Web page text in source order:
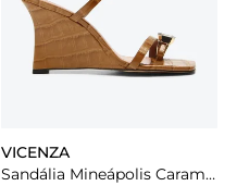
VICENZA
Sandália Mineápolis Caramelo